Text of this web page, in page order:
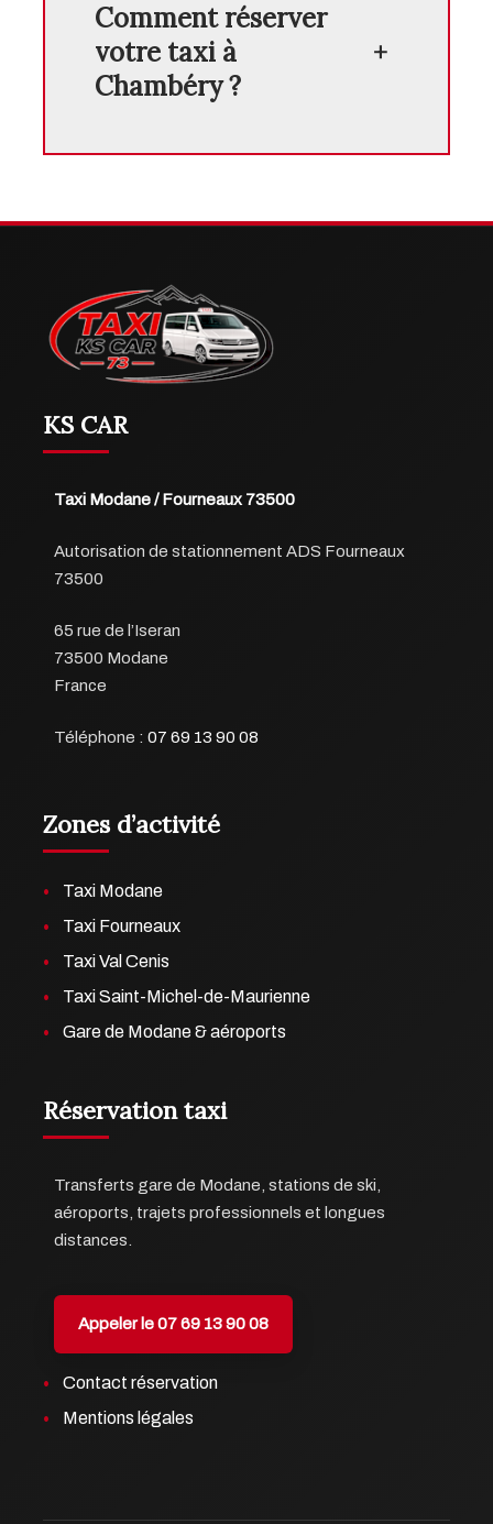
Comment réserver
votre taxi à
Chambéry ?
KS CAR
Taxi Modane / Fourneaux 73500
Autorisation de stationnement ADS Fourneaux
73500
65 rue de l’Iseran
73500 Modane
France
Téléphone : 07 69 13 90 08
Zones d’activité
Taxi Modane
Taxi Fourneaux
Taxi Val Cenis
Taxi Saint-Michel-de-Maurienne
Gare de Modane & aéroports
Réservation taxi
Transferts gare de Modane, stations de ski,
aéroports, trajets professionnels et longues
distances.
Appeler le 07 69 13 90 08
Contact réservation
Mentions légales